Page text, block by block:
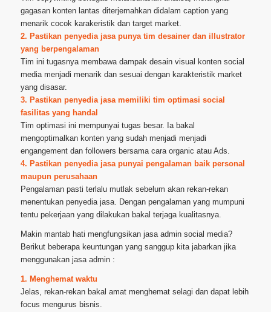
gagasan konten lantas diterjemahkan didalam caption yang
menarik cocok karakeristik dan target market.
2. Pastikan penyedia jasa punya tim desainer dan illustrator
yang berpengalaman
Tim ini tugasnya membawa dampak desain visual konten social
media menjadi menarik dan sesuai dengan karakteristik market
yang disasar.
3. Pastikan penyedia jasa memiliki tim optimasi social
fasilitas yang handal
Tim optimasi ini mempunyai tugas besar. Ia bakal
mengoptimalkan konten yang sudah menjadi menjadi
engangement dan followers bersama cara organic atau Ads.
4. Pastikan penyedia jasa punyai pengalaman baik personal
maupun perusahaan
Pengalaman pasti terlalu mutlak sebelum akan rekan-rekan
menentukan penyedia jasa. Dengan pengalaman yang mumpuni
tentu pekerjaan yang dilakukan bakal terjaga kualitasnya.
Makin mantab hati mengfungsikan jasa admin social media?
Berikut beberapa keuntungan yang sanggup kita jabarkan jika
menggunakan jasa admin :
1. Menghemat waktu
Jelas, rekan-rekan bakal amat menghemat selagi dan dapat lebih
focus mengurus bisnis.